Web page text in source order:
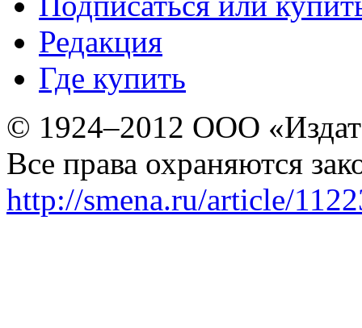
Редакция
Где купить
© 1924–2012 ООО
Все права охраняются
http://smena.ru/article/